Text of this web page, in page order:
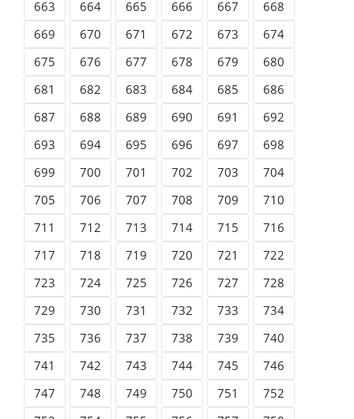
663
664 665 666 667
668
669
670 671 672 673
674
675
676 677 678 679
680
681
682 683 684 685
686
687
688 689 690 691
692
693
694 695 696 697
698
699
700 701 702 703
704
705
706 707 708 709
710
711
712 713 714 715
716
717
718 719 720 721
722
723
724 725 726 727
728
729
730 731 732 733
734
735
736 737 738 739
740
741
742 743 744 745
746
747
748 749 750 751
752